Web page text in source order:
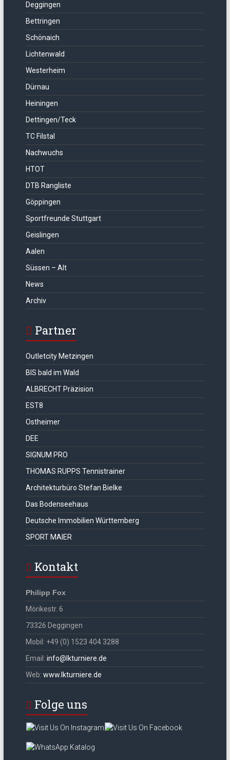
Deggingen
Bettringen
Schönaich
Lichtenwald
Westerheim
Dürnau
Heiningen
Dettingen/Teck
TC Filstal
Nachwuchs
HTOT
DTB Rangliste
Göppingen
Sportfreunde Stuttgart
Geislingen
Aalen
Süssen – Alt
News
Archiv
Partner
Outletcity Metzingen
BIS bald im Wald
ALBRECHT Präzision
EST8
Ostheimer
DEE
SIGNUM PRO
THOMAS RUPPS Tennistrainer
Architekturbüro Stefan Bielke
Das Bodenseehaus
Deutsche Immobilien Württemberg
SPORT MAIER
Kontakt
Philipp Fox
Mörikestr. 6
73326 Deggingen
Mobil: +49 (0) 1523 404 3288
Email: info@lkturniere.de
Web: www.lkturniere.de
Folge uns